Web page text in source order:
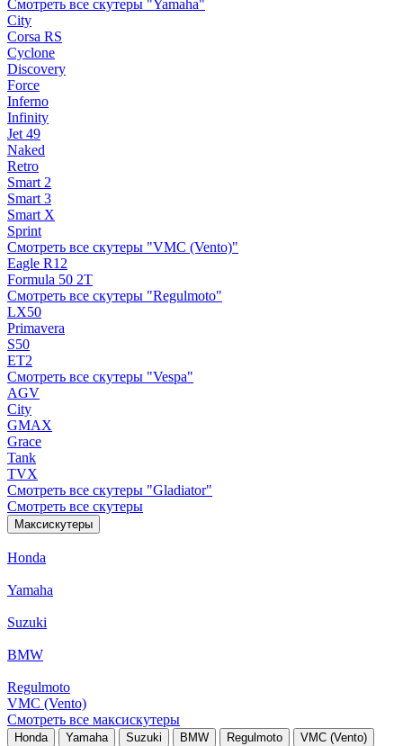
Смотреть все скутеры "Yamaha"
City
Corsa RS
Cyclone
Discovery
Force
Inferno
Infinity
Jet 49
Naked
Retro
Smart 2
Smart 3
Smart X
Sprint
Смотреть все скутеры "VMC (Vento)"
Eagle R12
Formula 50 2Т
Смотреть все скутеры "Regulmoto"
LX50
Primavera
S50
ET2
Смотреть все скутеры "Vespa"
AGV
City
GMAX
Grace
Tank
TVX
Смотреть все скутеры "Gladiator"
Смотреть все скутеры
Максискутеры
Honda
Yamaha
Suzuki
BMW
Regulmoto
VMC (Vento)
Смотреть все максискутеры
Honda Yamaha Suzuki BMW Regulmoto VMC (Vento)